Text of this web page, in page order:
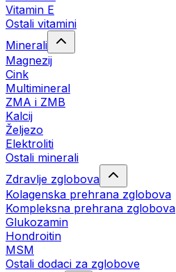
Vitamin E
Ostali vitamini
Minerali
Magnezij
Cink
Multimineral
ZMA i ZMB
Kalcij
Željezo
Elektroliti
Ostali minerali
Zdravlje zglobova
Kolagenska prehrana zglobova
Kompleksna prehrana zglobova
Glukozamin
Hondroitin
MSM
Ostali dodaci za zglobove